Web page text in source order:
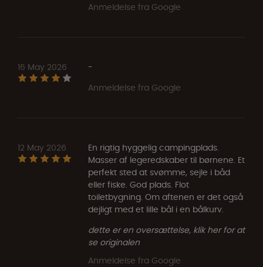
Anmeldelse fra Google
16 May 2026
-
Anmeldelse fra Google
12 May 2026
En rigtig hyggelig campingplads.
Masser af legeredskaber til børnene. Et
perfekt sted at svømme, sejle i båd
eller fiske. God plads. Flot
toiletbygning. Om aftenen er det også
dejligt med et lille bål i en bålkurv.
dette er en oversættelse, klik her for at
se originalen
Anmeldelse fra Google